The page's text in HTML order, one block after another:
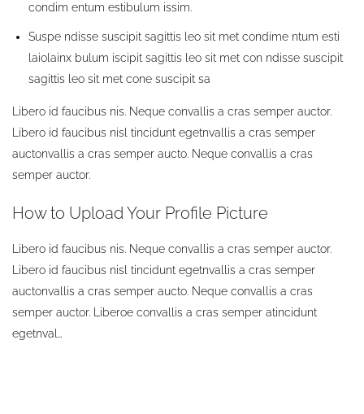
condim entum estibulum issim.
Suspe ndisse suscipit sagittis leo sit met condime ntum esti
laiolainx bulum iscipit sagittis leo sit met con ndisse suscipit
sagittis leo sit met cone suscipit sa
Libero id faucibus nis. Neque convallis a cras semper auctor.
Libero id faucibus nisl tincidunt egetnvallis a cras semper
auctonvallis a cras semper aucto. Neque convallis a cras
semper auctor.
How to Upload Your Profile Picture
Libero id faucibus nis. Neque convallis a cras semper auctor.
Libero id faucibus nisl tincidunt egetnvallis a cras semper
auctonvallis a cras semper aucto. Neque convallis a cras
semper auctor. Liberoe convallis a cras semper atincidunt
egetnval…